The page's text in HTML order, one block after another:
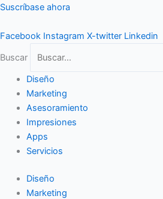
Ir
contenido
Suscríbase ahora
Facebook Instagram X-twitter Linkedin
Buscar
Diseño
Marketing
Asesoramiento
Impresiones
Apps
Servicios
Diseño
Marketing